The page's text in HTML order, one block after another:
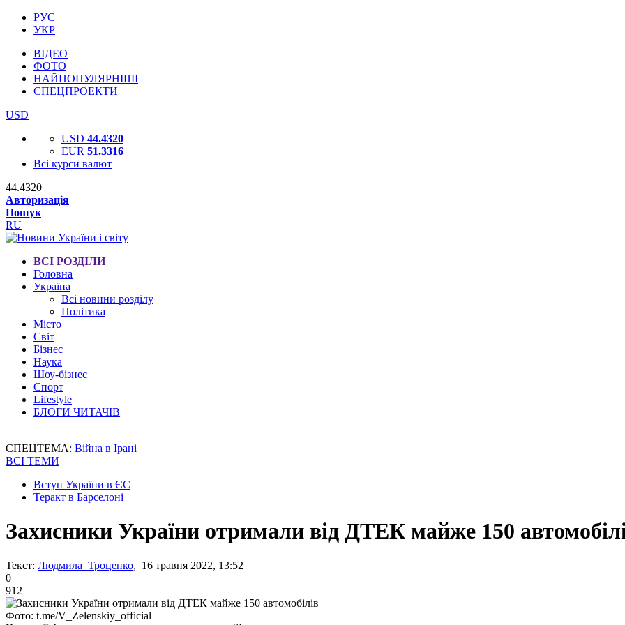
РУС
УКР
ВІДЕО
ФОТО
НАЙПОПУЛЯРНІШІ
СПЕЦПРОЕКТИ
USD
USD 44.4320
EUR 51.3316
Всі курси валют
44.4320
Авторизація
Пошук
RU
ВСІ РОЗДІЛИ
Головна
Україна
Всі новини розділу
Політика
Місто
Світ
Бізнес
Наука
Шоу-бізнес
Спорт
Lifestyle
БЛОГИ ЧИТАЧІВ
СПЕЦТЕМА: Війна в Ірані
ВСІ ТЕМИ
Вступ України в ЄС
Теракт в Барселоні
Захисники України отримали від ДТЕК майже 150
Текст: Людмила Троценко, 16 травня 2022, 13:52
0
912
Фото: t.me/V_Zelenskiy_official